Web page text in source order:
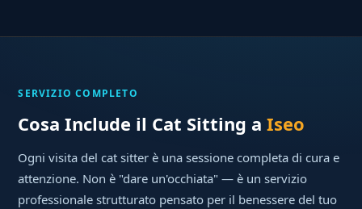
SERVIZIO COMPLETO
Cosa Include il Cat Sitting aIseo
Ogni visita del cat sitter è una sessione completa di cura e
attenzione. Non è "dare un'occhiata" — è un servizio
professionale strutturato pensato per il benessere del tuo